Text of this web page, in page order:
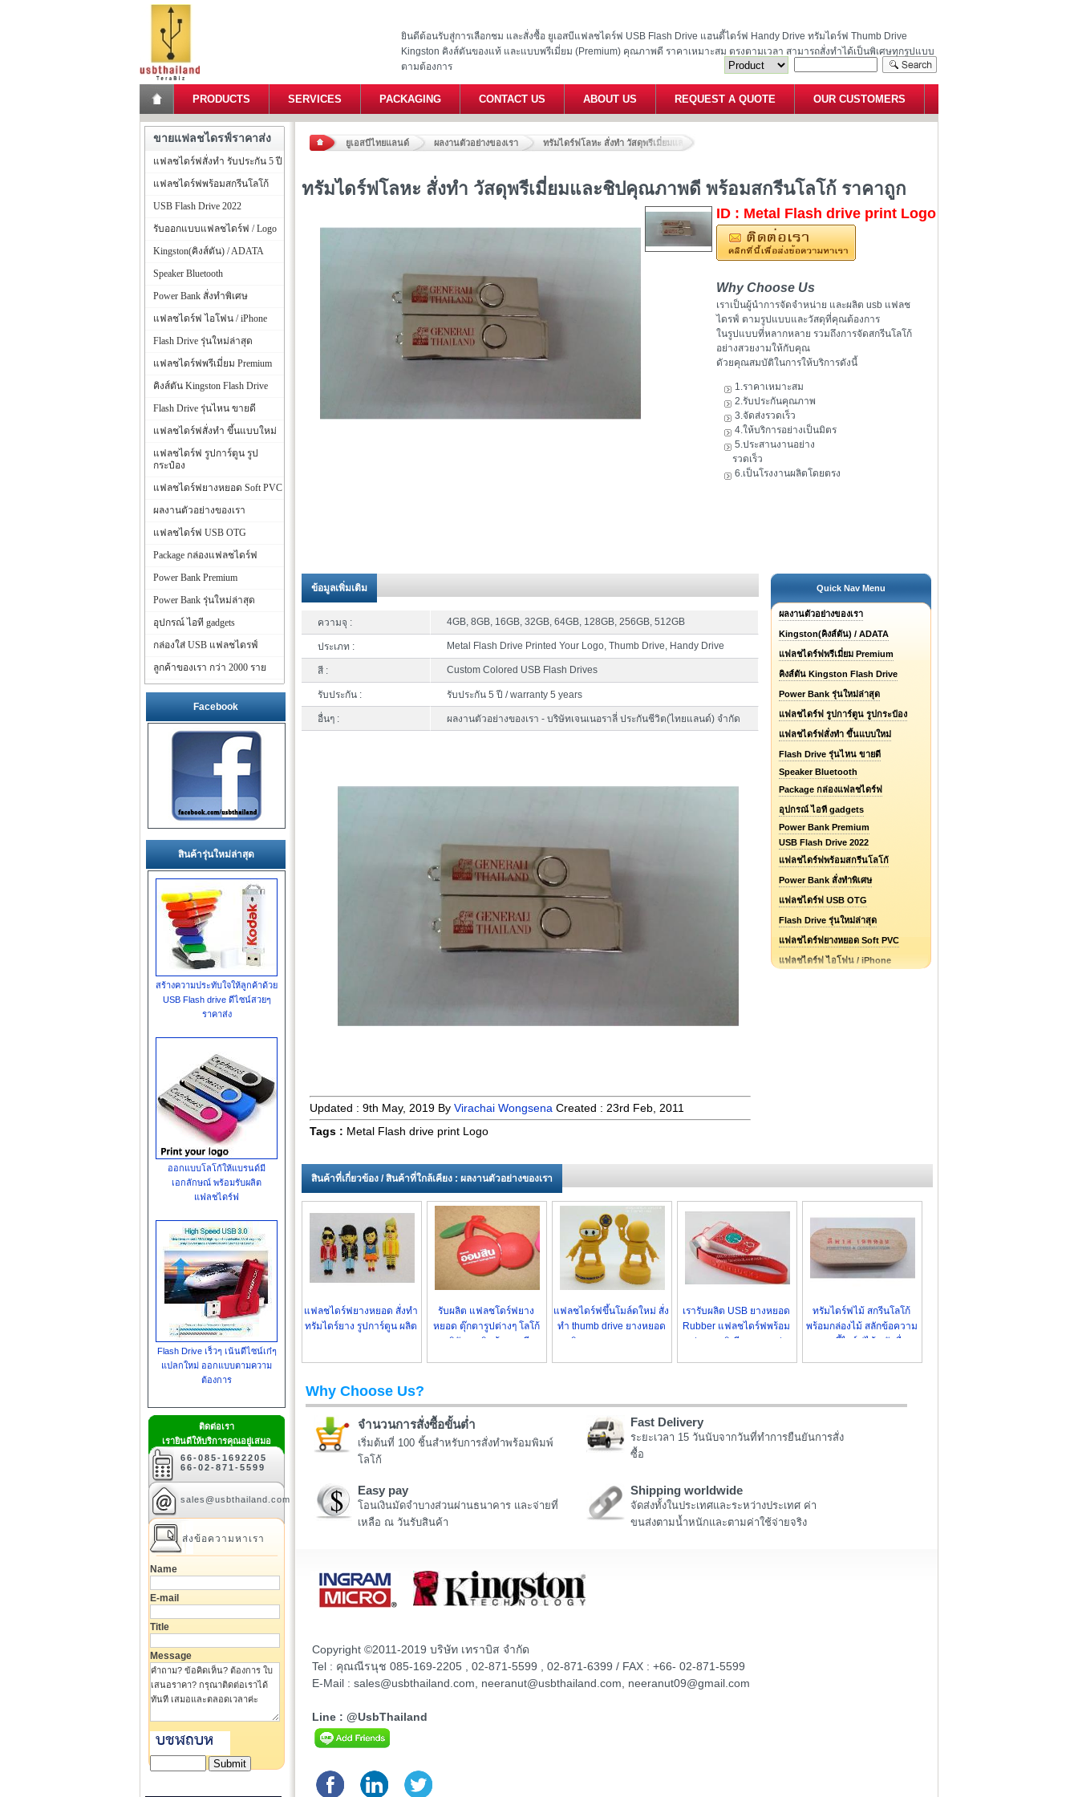
ยินดีต้อนรับสู่การเลือกชม และสั่งซื้อ ยูเอสบีแฟลชไดร์ฟ USB Flash Drive แฮนดี้ไดร์ฟ Handy Drive ทรัมไดร์ฟ Thumb Drive
Kingston คิงส์ตันของแท้ และแบบพรีเมี่ยม (Premium) คุณภาพดี ราคาเหมาะสม ตรงตามเวลา สามารถสั่งทำได้เป็นพิเศษทุกรูปแบบ
ตามต้องการ
PRODUCTS SERVICES PACKAGING CONTACT US ABOUT US REQUEST A QUOTE OUR CUSTOMERS
ยูเอสบีไทยแลนด์ ผลงานตัวอย่างของเรา ทรัมไดร์ฟโลหะ สั่งทำ วัสดุพรีเมี่ยมและชิปคุณภาพดี พร้อมสกรีนโลโก้ ราคาถูก
ทรัมไดร์ฟโลหะ สั่งทำ วัสดุพรีเมี่ยมและชิปคุณภาพดี พร้อมสกรีนโลโก้ ราคาถูก
ID : Metal Flash drive print Logo
Why Choose Us
เราเป็นผู้นำการจัดจำหน่าย และผลิต usb แฟลช
ไดรฟ์ ตามรูปแบบและวัสดุที่คุณต้องการ
ในรูปแบบที่หลากหลาย รวมถึงการจัดสกรีนโลโก้
อย่างสวยงามให้กับคุณ
ดัวยคุณสมบัติในการให้บริการดังนี้
1.ราคาเหมาะสม
2.รับประกันคุณภาพ
3.จัดส่งรวดเร็ว
4.ให้บริการอย่างเป็นมิตร
5.ประสานงานอย่าง
รวดเร็ว
6.เป็นโรงงานผลิตโดยตรง
ข้อมูลเพิ่มเติม
ความจุ : 4GB, 8GB, 16GB, 32GB, 64GB, 128GB, 256GB, 512GB
ประเภท : Metal Flash Drive Printed Your Logo, Thumb Drive, Handy Drive
สี : Custom Colored USB Flash Drives
รับประกัน : รับประกัน 5 ปี / warranty 5 years
อื่นๆ : ผลงานตัวอย่างของเรา - บริษัทเจนเนอราลี่ ประกันชีวิต(ไทยแลนด์) จำกัด
Updated : 9th May, 2019 By Virachai Wongsena Created : 23rd Feb, 2011
Tags : Metal Flash drive print Logo
Quick Nav Menu
ผลงานตัวอย่างของเรา
Kingston(คิงส์ตัน) / ADATA
แฟลชไดร์ฟพรีเมี่ยม Premium
คิงส์ตัน Kingston Flash Drive
Power Bank รุ่นใหม่ล่าสุด
แฟลชไดร์ฟ รูปการ์ตูน รูปกระป๋อง
แฟลชไดร์ฟสั่งทำ ขึ้นแบบใหม่
Flash Drive รุ่นไหน ขายดี
Speaker Bluetooth
Package กล่องแฟลชไดร์ฟ
อุปกรณ์ ไอที gadgets
Power Bank Premium
USB Flash Drive 2022
แฟลชไดร์ฟพร้อมสกรีนโลโก้
Power Bank สั่งทำพิเศษ
แฟลชไดร์ฟ USB OTG
Flash Drive รุ่นใหม่ล่าสุด
แฟลชไดร์ฟยางหยอด Soft PVC
แฟลชไดร์ฟ ไอโฟน / iPhone
สินค้าที่เกี่ยวข้อง / สินค้าที่ใกล้เคียง : ผลงานตัวอย่างของเรา
แฟลชไดร์ฟยางหยอด สั่งทำ
ทรัมไดร์ยาง รูปการ์ตูน ผลิต
รับผลิต แฟลชโดร์ฟยาง
หยอด ตุ๊กตารูปต่างๆ โลโก้
บริษัทฯ - สินค้าขายดี
แฟลชไดร์ฟขึ้นโมล์ดใหม่ สั่ง
ทำ thumb drive ยางหยอด
ผลิตตามแบบ ราคาถูก
เรารับผลิต USB ยางหยอด
Rubber แฟลชไดร์ฟพร้อม
กล่องอะลูมิเนียม ราคาส่ง
ทรัมไดร์ฟไม้ สกรีนโลโก้
พร้อมกล่องไม้ สลักข้อความ
แฮนดี้ไดร์ฟไม้ สลักชื่อ
Why Choose Us?
จำนวนการสั่งซื้อขั้นต่ำ
เริ่มต้นที่ 100 ชิ้นสำหรับการสั่งทำพร้อมพิมพ์
โลโก้
Fast Delivery
ระยะเวลา 15 วันนับจากวันที่ทำการยืนยันการสั่ง
ซื้อ
Easy pay
โอนเงินมัดจำบางส่วนผ่านธนาคาร และจ่ายที่
เหลือ ณ วันรับสินค้า
Shipping worldwide
จัดส่งทั้งในประเทศและระหว่างประเทศ ค่า
ขนส่งตามน้ำหนักและตามค่าใช้จ่ายจริง
Copyright ©2011-2019 บริษัท เทราบิส จำกัด
Tel : คุณณีรนุช 085-169-2205 , 02-871-5599 , 02-871-6399 / FAX : +66- 02-871-5599
E-Mail : sales@usbthailand.com, neeranut@usbthailand.com, neeranut09@gmail.com
Line : @UsbThailand
ขายแฟลชไดรฟ์ราคาส่ง
แฟลชไดร์ฟสั่งทำ รับประกัน 5 ปี
แฟลชไดร์ฟพร้อมสกรีนโลโก้
USB Flash Drive 2022
รับออกแบบแฟลชไดร์ฟ / Logo
Kingston(คิงส์ตัน) / ADATA
Speaker Bluetooth
Power Bank สั่งทำพิเศษ
แฟลชไดร์ฟ ไอโฟน / iPhone
Flash Drive รุ่นใหม่ล่าสุด
แฟลชไดร์ฟพรีเมี่ยม Premium
คิงส์ตัน Kingston Flash Drive
Flash Drive รุ่นไหน ขายดี
แฟลชไดร์ฟสั่งทำ ขึ้นแบบใหม่
แฟลชไดร์ฟ รูปการ์ตูน รูป
กระป๋อง
แฟลชไดร์ฟยางหยอด Soft PVC
ผลงานตัวอย่างของเรา
แฟลชไดร์ฟ USB OTG
Package กล่องแฟลชไดร์ฟ
Power Bank Premium
Power Bank รุ่นใหม่ล่าสุด
อุปกรณ์ ไอที gadgets
กล่องใส่ USB แฟลชไดรฟ์
ลูกค้าของเรา กว่า 2000 ราย
Facebook
สินค้ารุ่นใหม่ล่าสุด
สร้างความประทับใจให้ลูกค้าด้วย
USB Flash drive ดีไซน์สวยๆ
ราคาส่ง
ออกแบบโลโก้ให้แบรนด์มี
เอกลักษณ์ พร้อมรับผลิต
แฟลชไดร์ฟ
Flash Drive เร็วๆ เน้นดีไซน์เก๋ๆ
แปลกใหม่ ออกแบบตามความ
ต้องการ
ติดต่อเรา
เรายินดีให้บริการคุณอยู่เสมอ
66-085-1692205
66-02-871-5599
sales@usbthailand.com
ส่งข้อความหาเรา
Name
E-mail
Title
Message